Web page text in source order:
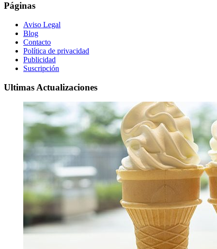
Páginas
Aviso Legal
Blog
Contacto
Política de privacidad
Publicidad
Suscripción
Ultimas Actualizaciones